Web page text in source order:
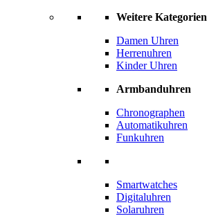
Weitere Kategorien
Damen Uhren
Herrenuhren
Kinder Uhren
Armbanduhren
Chronographen
Automatikuhren
Funkuhren
Smartwatches
Digitaluhren
Solaruhren